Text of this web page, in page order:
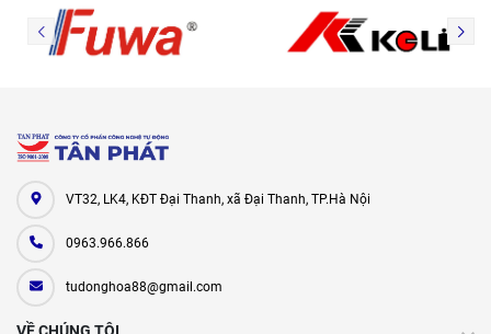
VT32, LK4, KĐT Đại Thanh, xã Đại Thanh, TP.Hà Nội
0963.966.866
tudonghoa88@gmail.com